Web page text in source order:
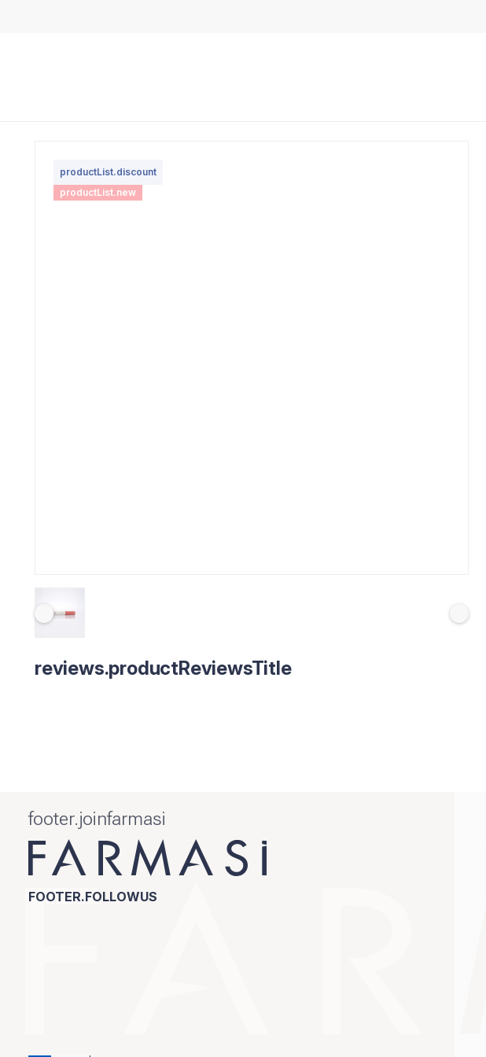
productList.discount
productList.new
reviews.productReviewsTitle
footer.joinfarmasi
FOOTER.FOLLOWUS